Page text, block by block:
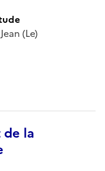
(Le)
la